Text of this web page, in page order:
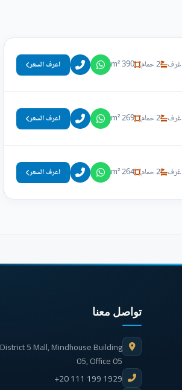
2 حمام 390 m² اعرف السعر
2 حمام 269 m² اعرف السعر
2 حمام 264 m² اعرف السعر
تواصل معنا
District 5 Mall, Mindhouse Building
05, Office 05
+20 111 199 1929